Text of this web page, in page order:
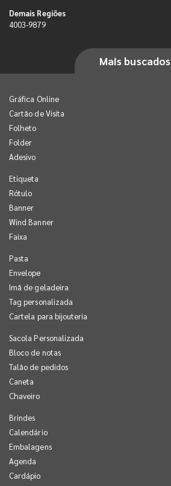
Demais Regiões
4003-9879
Mais buscados
Gráfica Online
Cartão de Visita
Folheto
Folder
Adesivo
Etiqueta
Rótulo
Banner
Wind Banner
Faixa
Pasta
Envelope
Imã de geladeira
Tag personalizada
Cartela para bijouteria
Sacola Personalizada
Bloco de notas
Talão de pedidos
Caneta
Chaveiro
Brindes
Calendário
Embalagens
Agenda
Cardápio